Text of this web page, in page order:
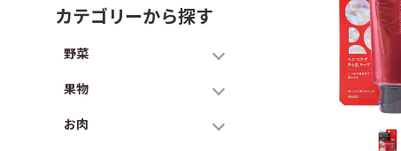
カテゴリーから探す
野菜
果物
お肉